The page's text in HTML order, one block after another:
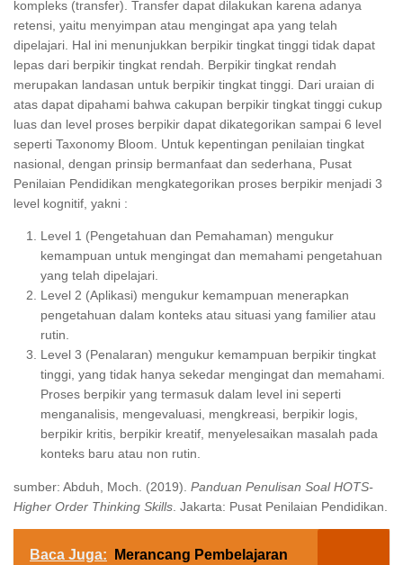
kompleks (transfer). Transfer dapat dilakukan karena adanya
retensi, yaitu menyimpan atau mengingat apa yang telah
dipelajari. Hal ini menunjukkan berpikir tingkat tinggi tidak dapat
lepas dari berpikir tingkat rendah. Berpikir tingkat rendah
merupakan landasan untuk berpikir tingkat tinggi. Dari uraian di
atas dapat dipahami bahwa cakupan berpikir tingkat tinggi cukup
luas dan level proses berpikir dapat dikategorikan sampai 6 level
seperti Taxonomy Bloom. Untuk kepentingan penilaian tingkat
nasional, dengan prinsip bermanfaat dan sederhana, Pusat
Penilaian Pendidikan mengkategorikan proses berpikir menjadi 3
level kognitif, yakni :
Level 1 (Pengetahuan dan Pemahaman) mengukur
kemampuan untuk mengingat dan memahami pengetahuan
yang telah dipelajari.
Level 2 (Aplikasi) mengukur kemampuan menerapkan
pengetahuan dalam konteks atau situasi yang familier atau
rutin.
Level 3 (Penalaran) mengukur kemampuan berpikir tingkat
tinggi, yang tidak hanya sekedar mengingat dan memahami.
Proses berpikir yang termasuk dalam level ini seperti
menganalisis, mengevaluasi, mengkreasi, berpikir logis,
berpikir kritis, berpikir kreatif, menyelesaikan masalah pada
konteks baru atau non rutin.
sumber: Abduh, Moch. (2019). Panduan Penulisan Soal HOTS-
Higher Order Thinking Skills . Jakarta: Pusat Penilaian Pendidikan.
Baca Juga:
Merancang Pembelajaran